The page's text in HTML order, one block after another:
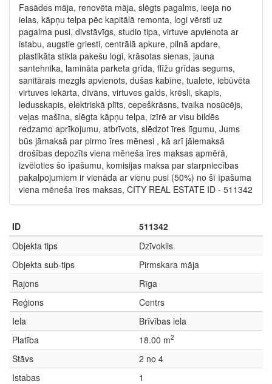
Fasādes māja, renovēta māja, slēgts pagalms, ieeja no
ielas, kāpņu telpa pēc kapitālā remonta, logi vērsti uz
pagalma pusi, divstāvīgs, studio tipa, virtuve apvienota ar
istabu, augstie griesti, centrālā apkure, pilnā apdare,
plastikāta stikla pakešu logi, krāsotas sienas, jauna
santehnika, lamināta parketa grīda, flīžu grīdas segums,
sanitārais mezgls apvienots, dušas kabīne, tualete, iebūvēta
virtuves iekārta, dīvāns, virtuves galds, krēsli, skapis,
ledusskapis, elektriskā plīts, cepeškrāsns, tvaika nosūcējs,
veļas mašīna, slēgta kāpņu telpa, izīrē ar visu bildēs
redzamo aprīkojumu, atbrīvots, slēdzot īres līgumu, Jums
būs jāmaksā par pirmo īres mēnesi , kā arī jāiemaksā
drošības depozīts viena mēneša īres maksas apmērā,
izvēloties šo īpašumu, komisijas maksa par starpniecības
pakalpojumiem ir vienāda ar vienu pusi (50%) no šī īpašuma
viena mēneša īres maksas, CITY REAL ESTATE ID - 511342
ID
511342
Objekta tips
Dzīvoklis
Objekta sub-tips
Pirmskara māja
Rajons
Rīga
Reģions
Centrs
Iela
Brīvības iela
Platība
18.00 m2
Stāvs
2 no 4
Istabas
1